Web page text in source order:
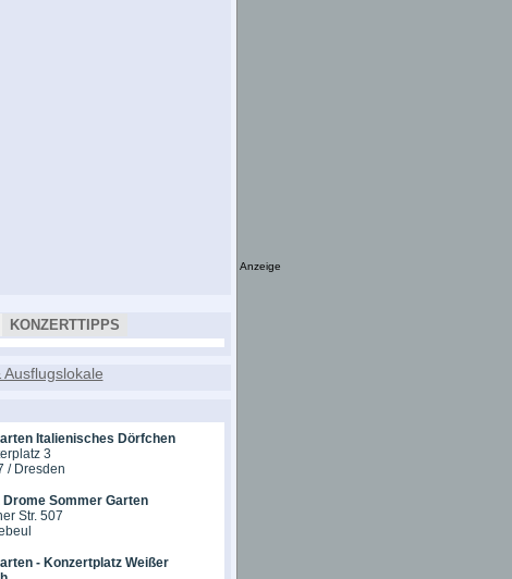
KONZERTTIPPS
Italienisches Dörfchen
3
/ Dresden
Drome Sommer Garten
Str. 507
- Konzertplatz Weißer
Anzeige